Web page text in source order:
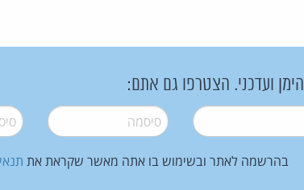
ועדכני. הצטרפו גם אתם:
סיסמה*
בהרשמה לאתר ובשימוש בו אתה מאשר שקראת את